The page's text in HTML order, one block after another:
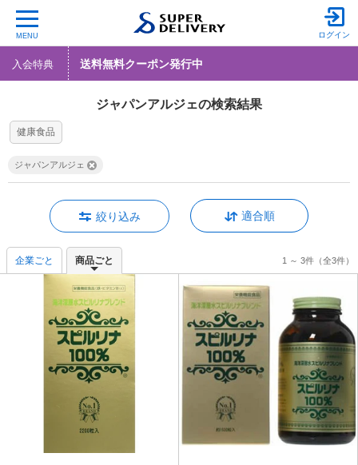
MENU ログイン
入会特典 送料無料クーポン発行中
ジャパンアルジェの検索結果
健康食品
ジャパンアルジェ
絞り込み 適合順
企業ごと 商品ごと 1 ～ 3件（全3件）